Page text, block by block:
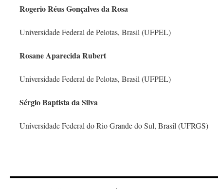
Rogerio Réus Gonçalves da Rosa
Universidade Federal de Pelotas, Brasil (UFPEL)
Rosane Aparecida Rubert
Universidade Federal de Pelotas, Brasil (UFPEL)
Sérgio Baptista da Silva
Universidade Federal do Rio Grande do Sul, Brasil (UFRGS)